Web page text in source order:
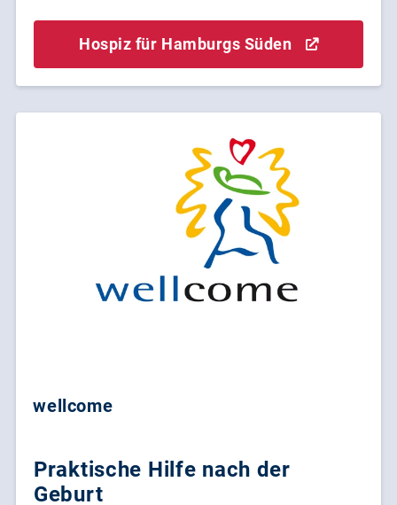
Hospiz für Hamburgs Süden
wellcome
Praktische Hilfe nach der
Geburt